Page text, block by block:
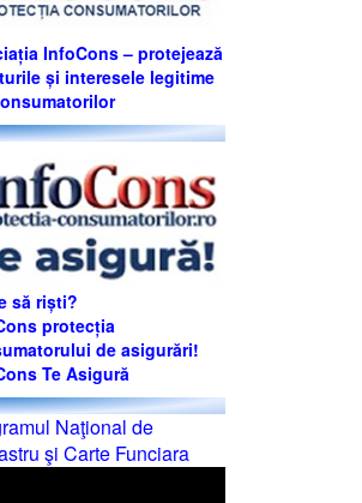
InfoCons – protejează
și interesele legitime
să riști?
protecția
de asigurări!
Te Asigură
Naţional de
şi Carte Funciara